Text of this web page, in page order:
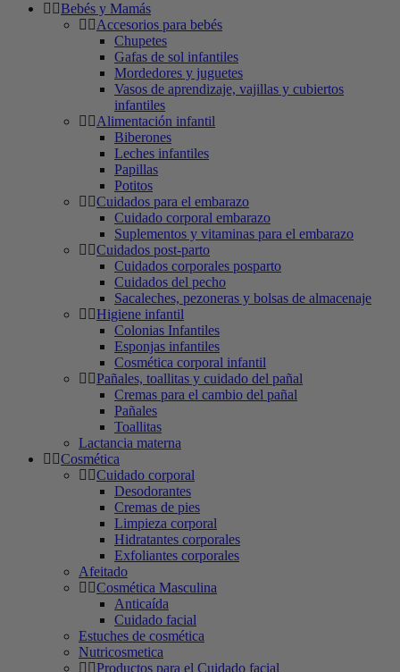
Bebés y Mamás
Accesorios para bebés
Chupetes
Gafas de sol infantiles
Mordedores y juguetes
Vasos de aprendizaje, vajillas y cubiertos
infantiles
Alimentación infantil
Biberones
Leches infantiles
Papillas
Potitos
Cuidados para el embarazo
Cuidado corporal embarazo
Suplementos y vitaminas para el embarazo
Cuidados post-parto
Cuidados corporales posparto
Cuidados del pecho
Sacaleches, pezoneras y bolsas de almacenaje
Higiene infantil
Colonias Infantiles
Esponjas infantiles
Cosmética corporal infantil
Pañales, toallitas y cuidado del pañal
Cremas para el cambio del pañal
Pañales
Toallitas
Lactancia materna
Cosmética
Cuidado corporal
Desodorantes
Cremas de pies
Limpieza corporal
Hidratantes corporales
Exfoliantes corporales
Afeitado
Cosmética Masculina
Anticaída
Cuidado facial
Estuches de cosmética
Nutricosmetica
Productos para el Cuidado facial